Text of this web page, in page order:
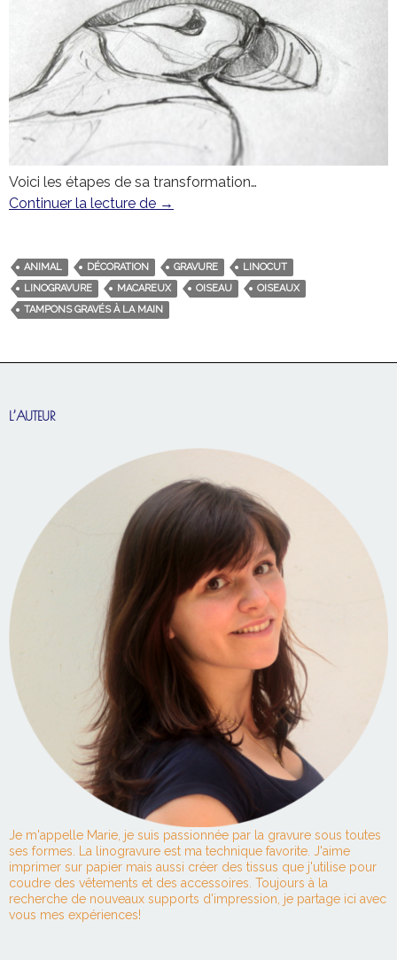
Voici les étapes de sa transformation…
Continuer la lecture de Ce qu’il y avait dans les oeufs de
→
ANIMAL DÉCORATION GRAVURE
LINOCUT
LINOGRAVURE
MACAREUX OISEAU
OISEAUX
TAMPONS GRAVÉS À LA MAIN
L’AUTEUR
Je m'appelle Marie, je suis passionnée par la gravure sous toutes
ses formes. La linogravure est ma technique favorite. J'aime
imprimer sur papier mais aussi créer des tissus que j'utilise pour
coudre des vêtements et des accessoires. Toujours à la
recherche de nouveaux supports d'impression, je partage ici avec
vous mes expériences!